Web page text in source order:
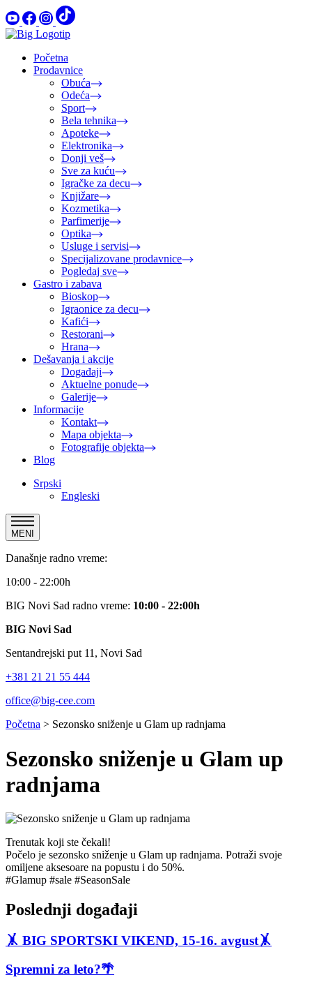
Početna
Prodavnice
Obuća
Odeća
Sport
Bela tehnika
Apoteke
Elektronika
Donji veš
Sve za kuću
Igračke za decu
Knjižare
Kozmetika
Parfimerije
Optika
Usluge i servisi
Specijalizovane prodavnice
Pogledaj sve
Gastro i zabava
Bioskop
Igraonice za decu
Kafići
Restorani
Hrana
Dešavanja i akcije
Događaji
Aktuelne ponude
Galerije
Informacije
Kontakt
Mapa objekta
Fotografije objekta
Blog
Srpski
Engleski
MENI
Današnje radno vreme:
10:00 - 22:00h
BIG Novi Sad radno vreme: 10:00 - 22:00h
BIG Novi Sad
Sentandrejski put 11, Novi Sad
+381 21 21 55 444
office@big-cee.com
Početna > Sezonsko sniženje u Glam up radnjama
Sezonsko sniženje u Glam up
radnjama
Trenutak koji ste čekali!
Počelo je sezonsko sniženje u Glam up radnjama. Potraži svoje
omiljene aksesoare na popustu i do 50%.
#Glamup #sale #SeasonSale
Poslednji događaji
🤸 BIG SPORTSKI VIKEND, 15-16. avgust🤸
Spremni za leto?🌴